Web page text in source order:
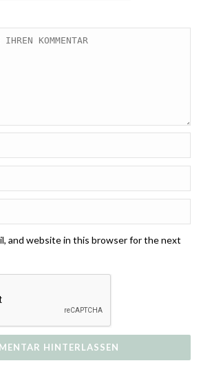
and website in this browser for the next